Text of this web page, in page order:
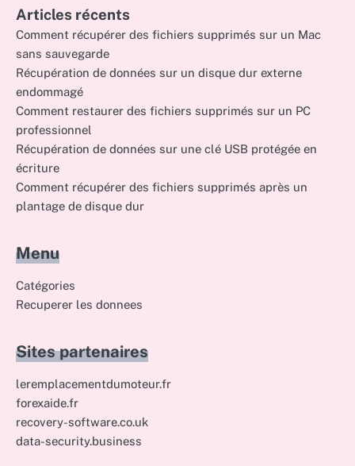
Articles récents
Comment récupérer des fichiers supprimés sur un Mac
sans sauvegarde
Récupération de données sur un disque dur externe
endommagé
Comment restaurer des fichiers supprimés sur un PC
professionnel
Récupération de données sur une clé USB protégée en
écriture
Comment récupérer des fichiers supprimés après un
plantage de disque dur
Menu
Catégories
Recuperer les donnees
Sites partenaires
leremplacementdumoteur.fr
forexaide.fr
recovery-software.co.uk
data-security.business